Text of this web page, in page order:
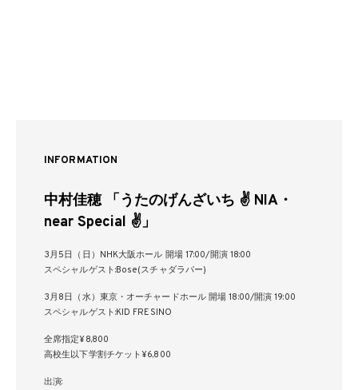
INFORMATION
中村佳穂 「うたのげんざいち ✌ NIA・
near Special ✌」
3月5日（日）NHK大阪ホール 開場 17:00/開演 18:00
スペシャルゲスト:Bose(スチャダラパー)
3月8日（水）東京・オーチャードホール 開場 18:00/開演 19:00
スペシャルゲスト:KID FRESINO
全席指定¥8,800
高校生以下学割チケット¥6,800
出演: